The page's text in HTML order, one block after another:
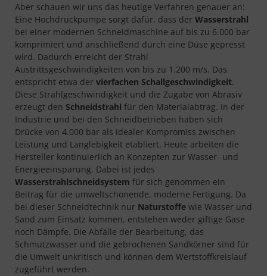
Aber schauen wir uns das heutige Verfahren genauer an:
Eine Hochdruckpumpe sorgt dafür, dass der Wasserstrahl
bei einer modernen Schneidmaschine auf bis zu 6.000 bar
komprimiert und anschließend durch eine Düse gepresst
wird. Dadurch erreicht der Strahl
Austrittsgeschwindigkeiten von bis zu 1.200 m/s. Das
entspricht etwa der vierfachen Schallgeschwindigkeit.
Diese Strahlgeschwindigkeit und die Zugabe von Abrasiv
erzeugt den Schneidstrahl für den Materialabtrag. In der
Industrie und bei den Schneidbetrieben haben sich
Drücke von 4.000 bar als idealer Kompromiss zwischen
Leistung und Langlebigkeit etabliert. Heute arbeiten die
Hersteller kontinuierlich an Konzepten zur Wasser- und
Energieeinsparung. Dabei ist jedes
Wasserstrahlschneidsystem für sich genommen ein
Beitrag für die umweltschonende, moderne Fertigung. Da
bei dieser Schneidtechnik nur Naturstoffe wie Wasser und
Sand zum Einsatz kommen, entstehen weder giftige Gase
noch Dämpfe. Die Abfälle der Bearbeitung, das
Schmutzwasser und die gebrochenen Sandkörner sind für
die Umwelt unkritisch und können dem Wertstoffkreislauf
zugeführt werden.